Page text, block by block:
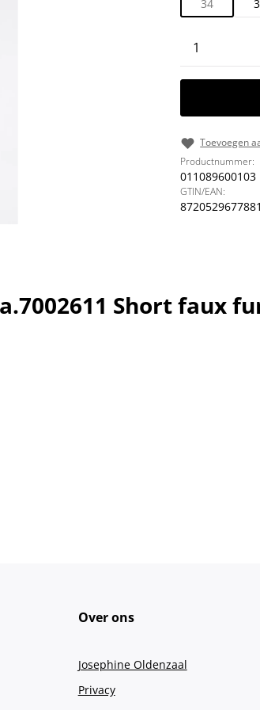
34
Toevoegen
Productnummer:
011089600103
GTIN/EAN:
8720529677881
Short faux
Over ons
Josephine Oldenzaal
Privacy